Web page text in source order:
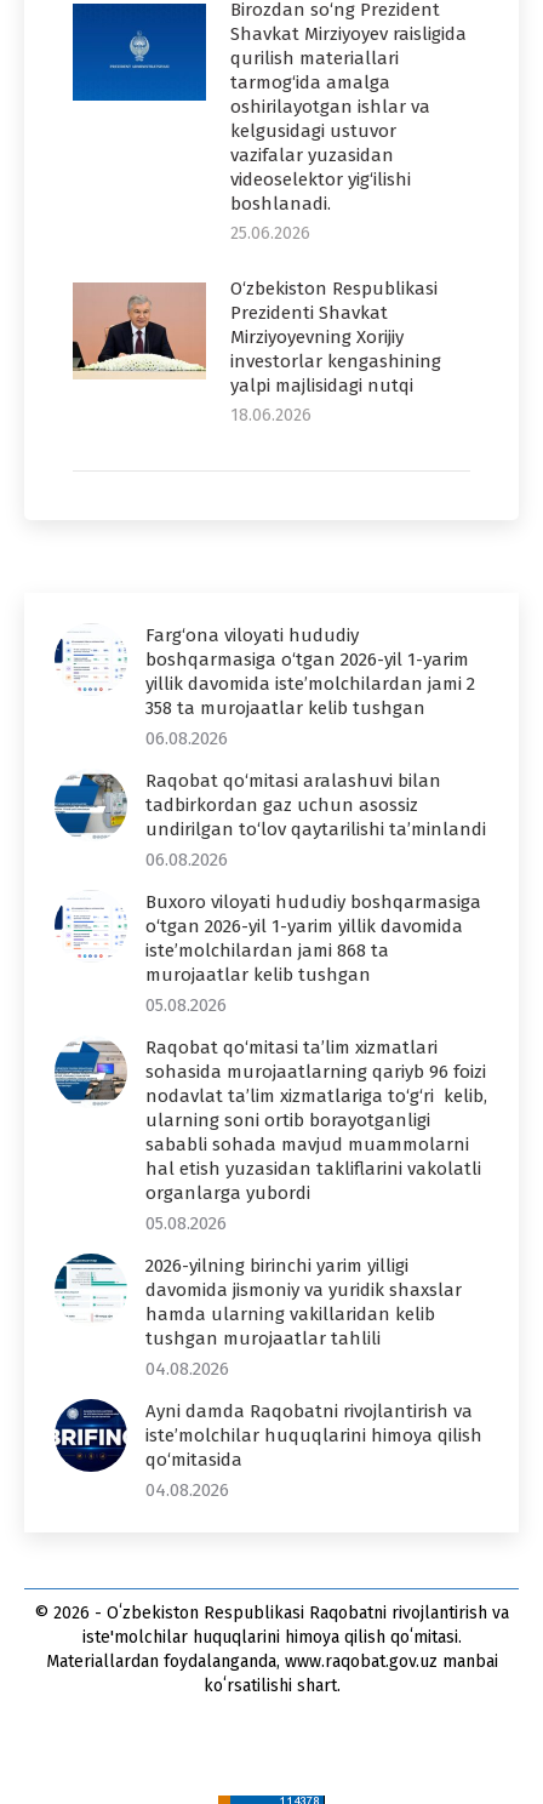
Birozdan so‘ng Prezident
Shavkat Mirziyoyev raisligida
qurilish materiallari
tarmog‘ida amalga
oshirilayotgan ishlar va
kelgusidagi ustuvor
vazifalar yuzasidan
videoselektor yig‘ilishi
boshlanadi.
25.06.2026
O‘zbekiston Respublikasi
Prezidenti Shavkat
Mirziyoyevning Xorijiy
investorlar kengashining
yalpi majlisidagi nutqi
18.06.2026
Farg‘ona viloyati hududiy
boshqarmasiga o‘tgan 2026-yil 1-yarim
yillik davomida iste’molchilardan jami 2
358 ta murojaatlar kelib tushgan
06.08.2026
Raqobat qo‘mitasi aralashuvi bilan
tadbirkordan gaz uchun asossiz
undirilgan to‘lov qaytarilishi ta’minlandi
06.08.2026
Buxoro viloyati hududiy boshqarmasiga
o‘tgan 2026-yil 1-yarim yillik davomida
iste’molchilardan jami 868 ta
murojaatlar kelib tushgan
05.08.2026
Raqobat qo‘mitasi ta’lim xizmatlari
sohasida murojaatlarning qariyb 96 foizi
nodavlat ta’lim xizmatlariga to‘g‘ri kelib,
ularning soni ortib borayotganligi
sababli sohada mavjud muammolarni
hal etish yuzasidan takliflarini vakolatli
organlarga yubordi
05.08.2026
2026-yilning birinchi yarim yilligi
davomida jismoniy va yuridik shaxslar
hamda ularning vakillaridan kelib
tushgan murojaatlar tahlili
04.08.2026
Ayni damda Raqobatni rivojlantirish va
iste’molchilar huquqlarini himoya qilish
qo‘mitasida
04.08.2026
© 2026 - Oʻzbekiston Respublikasi Raqobatni rivojlantirish va
iste'molchilar huquqlarini himoya qilish qoʻmitasi.
Materiallardan foydalanganda, www.raqobat.gov.uz manbai
koʻrsatilishi shart.